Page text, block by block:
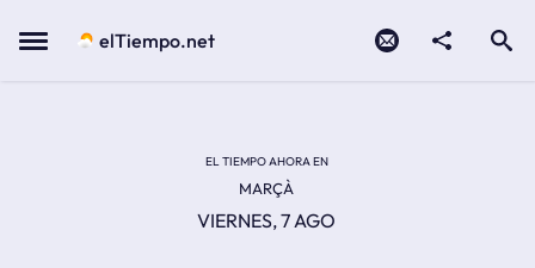
Menu elTiempo.net
EL TIEMPO AHORA EN
MARÇÀ
VIERNES, 7 AGO